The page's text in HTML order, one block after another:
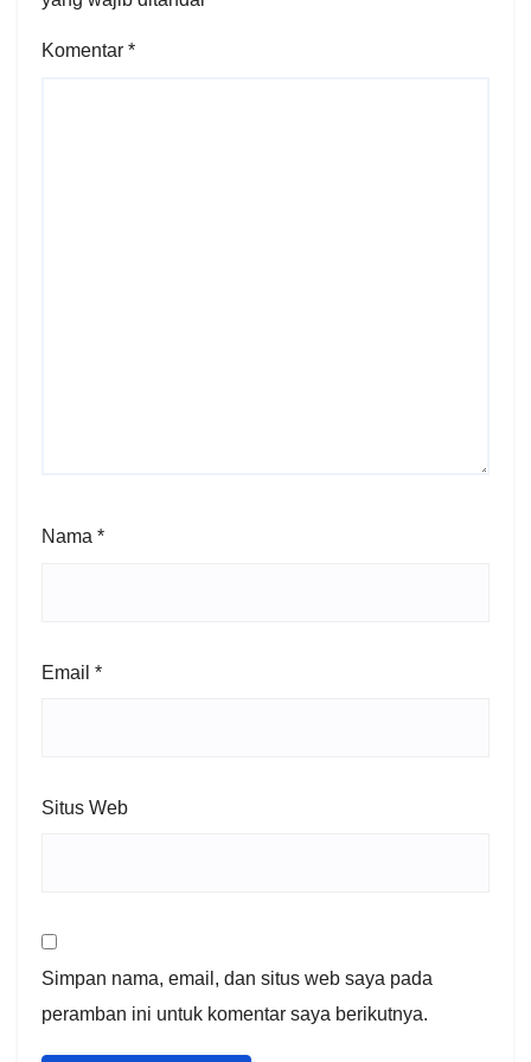
Komentar *
Nama *
Email *
Situs Web
Simpan nama, email, dan situs web saya pada
peramban ini untuk komentar saya berikutnya.